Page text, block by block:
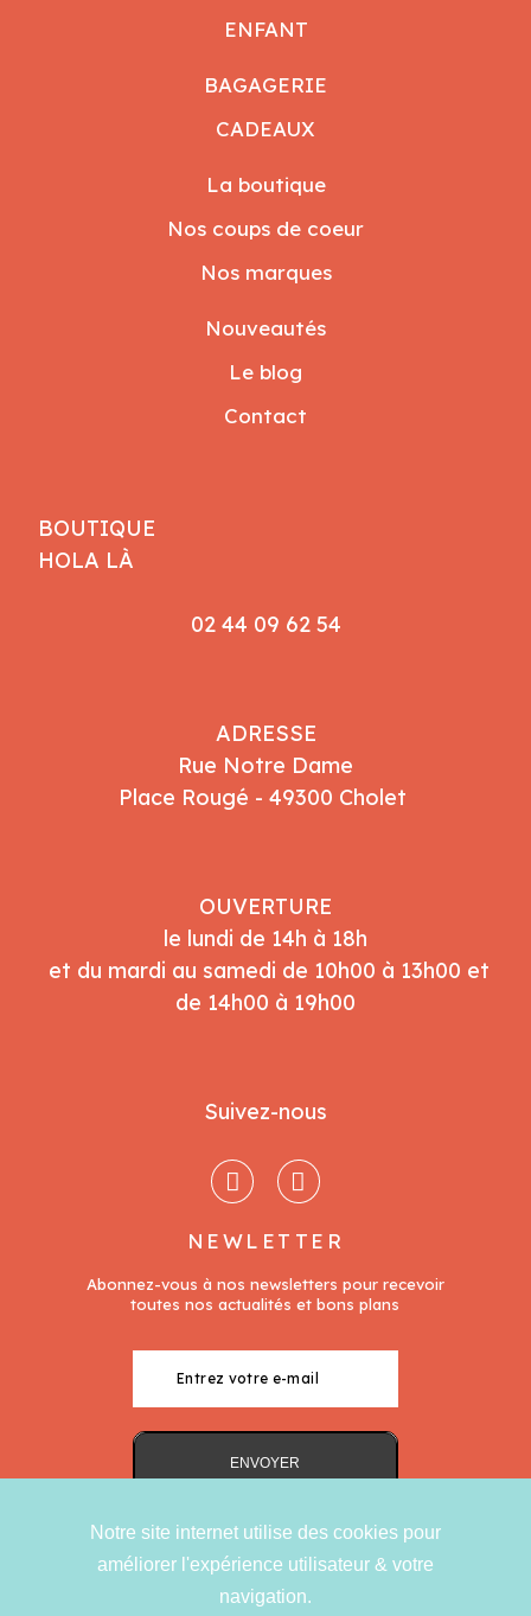
ENFANT
BAGAGERIE
CADEAUX
La boutique
Nos coups de coeur
Nos marques
Nouveautés
Le blog
Contact
BOUTIQUE
HOLA LÀ
02 44 09 62 54
ADRESSE
Rue Notre Dame
Place Rougé - 49300 Cholet
OUVERTURE
le lundi de 14h à 18h
et du mardi au samedi de 10h00 à 13h00 et
de 14h00 à 19h00
Suivez-nous
NEWLETTER
Notre site internet utilise des cookies pour
améliorer l'expérience utilisateur & votre
navigation.